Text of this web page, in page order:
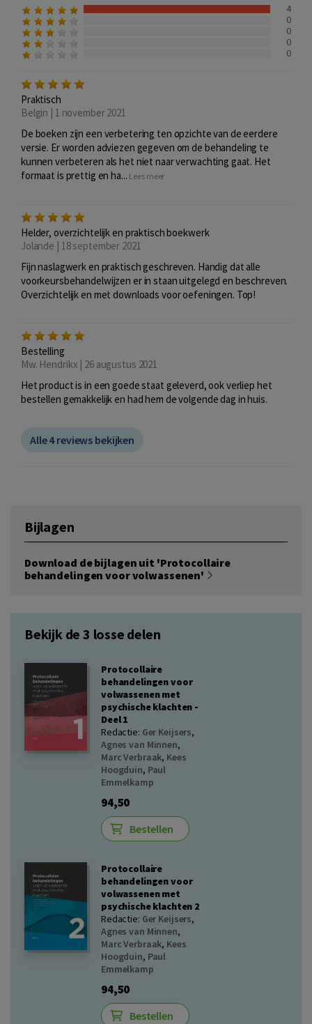
4
0
0
0
0
Praktisch
Belgin | 1 november 2021
De boeken zijn een verbetering ten opzichte van de eerdere
versie. Er worden adviezen gegeven om de behandeling te
kunnen verbeteren als het niet naar verwachting gaat. Het
formaat is prettig en ha... Lees meer
Helder, overzichtelijk en praktisch boekwerk
Jolande | 18 september 2021
Fijn naslagwerk en praktisch geschreven. Handig dat alle
voorkeursbehandelwijzen er in staan uitgelegd en beschreven.
Overzichtelijk en met downloads voor oefeningen. Top!
Bestelling
Mw. Hendrikx | 26 augustus 2021
Het product is in een goede staat geleverd, ook verliep het
bestellen gemakkelijk en had hem de volgende dag in huis.
Alle 4 reviews bekijken
Bijlagen
Download de bijlagen uit 'Protocollaire
behandelingen voor volwassenen'
Bekijk de 3 losse delen
Protocollaire
behandelingen voor
volwassenen met
psychische klachten -
Deel 1
Redactie: Ger Keijsers,
Agnes van Minnen,
Marc Verbraak, Kees
Hoogduin, Paul
Emmelkamp
94,50
Bestellen
Protocollaire
behandelingen voor
volwassenen met
psychische klachten 2
Redactie: Ger Keijsers,
Agnes van Minnen,
Marc Verbraak, Kees
Hoogduin, Paul
Emmelkamp
94,50
Bestellen